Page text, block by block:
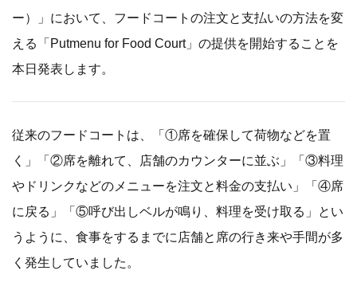
ー）」において、フードコートの注文と支払いの方法を変
える「Putmenu for Food Court」の提供を開始することを
本日発表します。
従来のフードコートは、「①席を確保して荷物などを置
く」「②席を離れて、店舗のカウンターに並ぶ」「③料理
やドリンクなどのメニューを注文と料金の支払い」「④席
に戻る」「⑤呼び出しベルが鳴り、料理を受け取る」とい
うように、食事をするまでに店舗と席の行き来や手間が多
く発生していました。